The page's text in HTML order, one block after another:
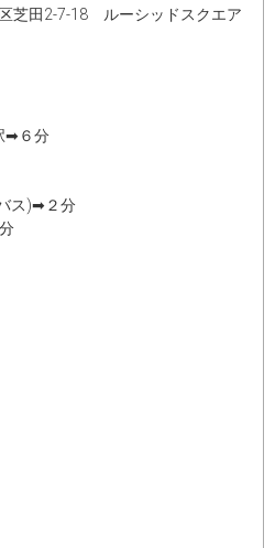
芝田2-7-18 ルーシッドスクエア
➡６分
ス)➡２分